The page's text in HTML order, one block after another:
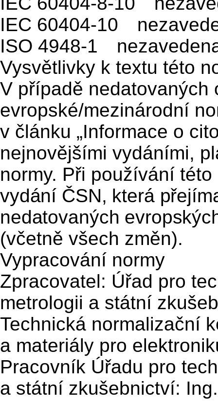
IEC 60404-10
ISO 4948-1
Vysvětlivky k textu této
V případě nedatovaných
evropské/mezinárodní
v článku „Informace o
nejnovějšími vydáními,
normy. Při používání
vydání ČSN, která
nedatovaných
(včetně všech změn).
Vypracování normy
Zpracovatel: Úřad pro
metrologii a státní
Technická normalizační
a materiály pro
Pracovník Úřadu pro
a státní zkušebnictví: